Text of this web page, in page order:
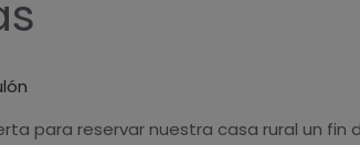
para reservar nuestra casa rural un fin